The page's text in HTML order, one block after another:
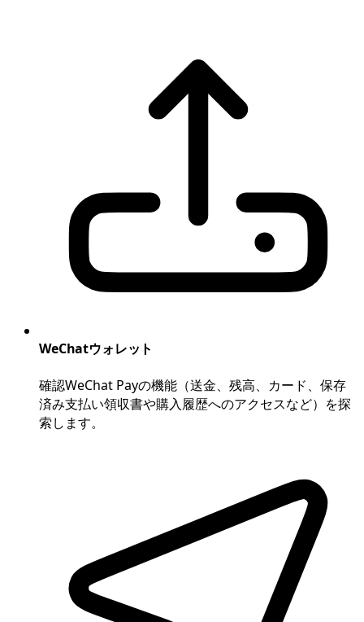
WeChatウォレット
確認WeChat Payの機能（送金、残高、カード、保存
済み支払い領収書や購入履歴へのアクセスなど）を探
索します。